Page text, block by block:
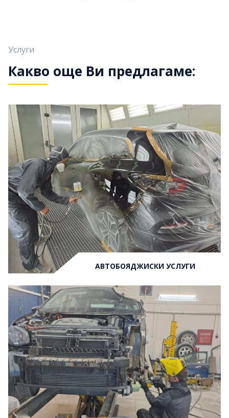
Услуги
Какво още Ви предлагаме:
АВТОБОЯДЖИСКИ УСЛУГИ